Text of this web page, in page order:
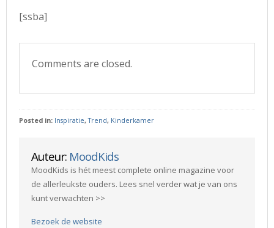
[ssba]
Comments are closed.
Posted in: Inspiratie,Trend, Kinderkamer
Auteur: MoodKids
MoodKids is hét meest complete online magazine voor
de allerleukste ouders. Lees snel verder wat je van ons
kunt verwachten >>
Bezoek de website